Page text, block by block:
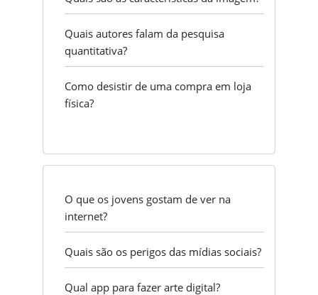
Quais autores falam da pesquisa
quantitativa?
Como desistir de uma compra em loja
física?
O que os jovens gostam de ver na
internet?
Quais são os perigos das mídias sociais?
Qual app para fazer arte digital?